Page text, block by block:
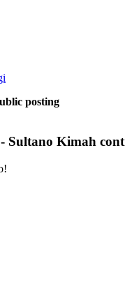
posting
Sultano Kimah